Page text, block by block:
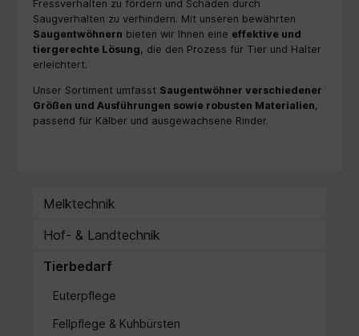
Fressverhalten zu fördern und Schäden durch
Saugverhalten zu verhindern. Mit unseren bewährten
Saugentwöhnern bieten wir Ihnen eine effektive und
tiergerechte Lösung, die den Prozess für Tier und Halter
erleichtert.
Unser Sortiment umfasst Saugentwöhner verschiedener
Größen und Ausführungen sowie robusten Materialien,
passend für Kälber und ausgewachsene Rinder.
Melktechnik
Hof- & Landtechnik
Tierbedarf
Euterpflege
Fellpflege & Kuhbürsten